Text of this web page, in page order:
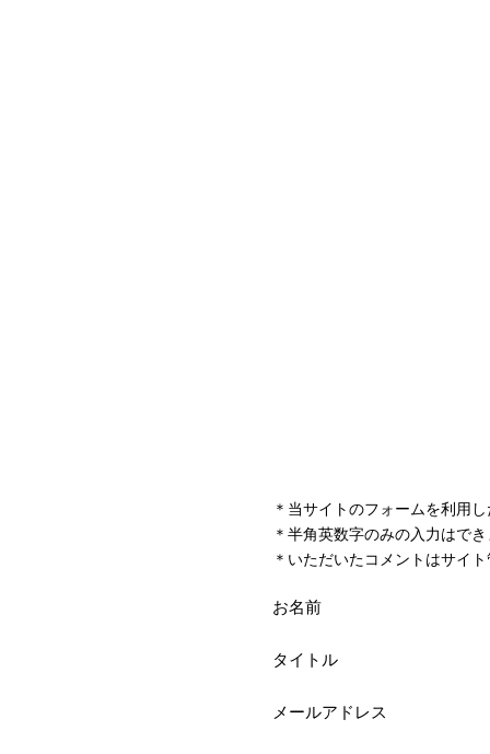
＊当サイトのフォームを利用
＊半角英数字のみの入力はで
＊いただいたコメントはサイ
お名前
タイトル
メールアドレス